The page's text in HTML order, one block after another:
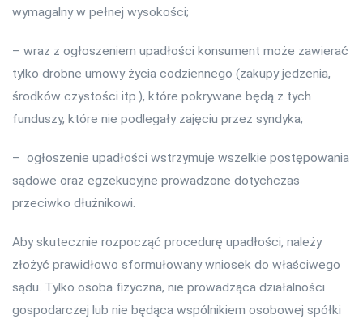
wymagalny w pełnej wysokości;
– wraz z ogłoszeniem upadłości konsument może zawierać
tylko drobne umowy życia codziennego (zakupy jedzenia,
środków czystości itp.), które pokrywane będą z tych
funduszy, które nie podlegały zajęciu przez syndyka;
– ogłoszenie upadłości wstrzymuje wszelkie postępowania
sądowe oraz egzekucyjne prowadzone dotychczas
przeciwko dłużnikowi.
Aby skutecznie rozpocząć procedurę upadłości, należy
złożyć prawidłowo sformułowany wniosek do właściwego
sądu. Tylko osoba fizyczna, nie prowadząca działalności
gospodarczej lub nie będąca wspólnikiem osobowej spółki